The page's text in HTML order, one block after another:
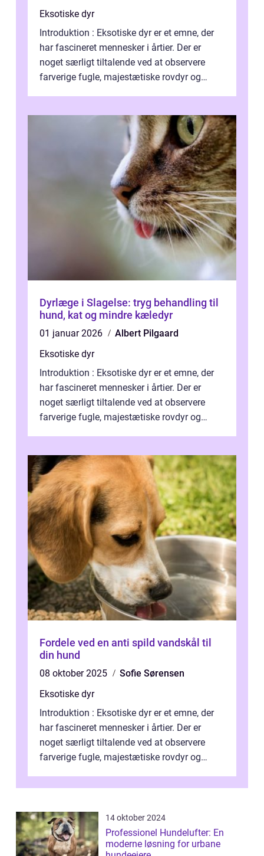
Eksotiske dyr
Introduktion : Eksotiske dyr er et emne, der
har fascineret mennesker i årtier. Der er
noget særligt tiltalende ved at observere
farverige fugle, majestætiske rovdyr og
Dyrlæge i Slagelse: tryg behandling til
hund, kat og mindre kæledyr
01 januar 2026
Albert Pilgaard
Eksotiske dyr
Introduktion : Eksotiske dyr er et emne, der
har fascineret mennesker i årtier. Der er
noget særligt tiltalende ved at observere
farverige fugle, majestætiske rovdyr og
Fordele ved en anti spild vandskål til
din hund
08 oktober 2025
Sofie Sørensen
Eksotiske dyr
Introduktion : Eksotiske dyr er et emne, der
har fascineret mennesker i årtier. Der er
noget særligt tiltalende ved at observere
farverige fugle, majestætiske rovdyr og
14 oktober 2024
Professionel Hundelufter: En
moderne løsning for urbane